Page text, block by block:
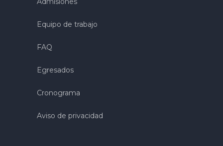
Equipo de trabajo
FAQ
Egresados
Cronograma
Aviso de privacidad